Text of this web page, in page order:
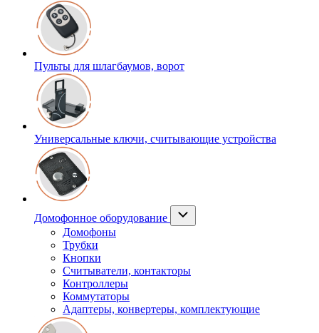
Пульты для шлагбаумов, ворот
Универсальные ключи, считывающие устройства
Домофонное оборудование
Домофоны
Трубки
Кнопки
Считыватели, контакторы
Контроллеры
Коммутаторы
Адаптеры, конвертеры, комплектующие